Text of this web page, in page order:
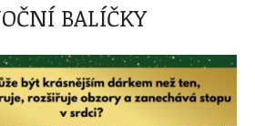
BALÍČKY